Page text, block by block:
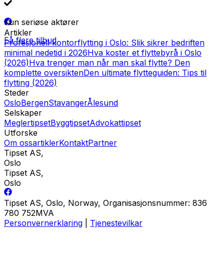
Kun seriøse aktører
Få flere tilbud
Artikler
Profesjonell kontorflytting i Oslo: Slik sikrer bedriften
minimal nedetid i 2026Hva koster et flyttebyrå i Oslo
(2026)Hva trenger man når man skal flytte? Den
komplette oversiktenDen ultimate flytteguiden: Tips til
flytting (2026)
Steder
OsloBergenStavangerÅlesund
Selskaper
MeglertipsetByggtipsetAdvokattipset
Utforske
Om ossartiklerKontaktPartner
Tipset AS,
Oslo
Tipset AS,
Oslo
Tipset AS, Oslo, Norway, Organisasjonsnummer: 836
780 752MVA
Personvernerklaring
Tjenestevilkar